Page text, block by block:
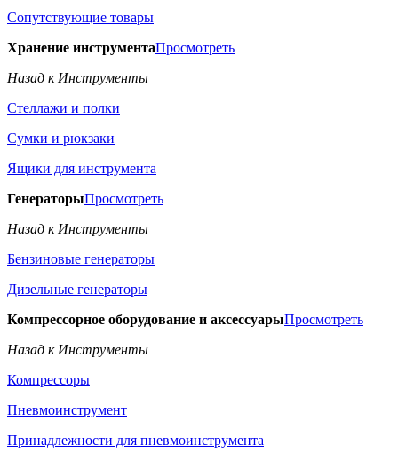
Сопутствующие товары
Хранение инструментаПросмотреть
Назад к Инструменты
Стеллажи и полки
Сумки и рюкзаки
Ящики для инструмента
ГенераторыПросмотреть
Назад к Инструменты
Бензиновые генераторы
Дизельные генераторы
Компрессорное оборудование и аксессуарыПросмотреть
Назад к Инструменты
Компрессоры
Пневмоинструмент
Принадлежности для пневмоинструмента